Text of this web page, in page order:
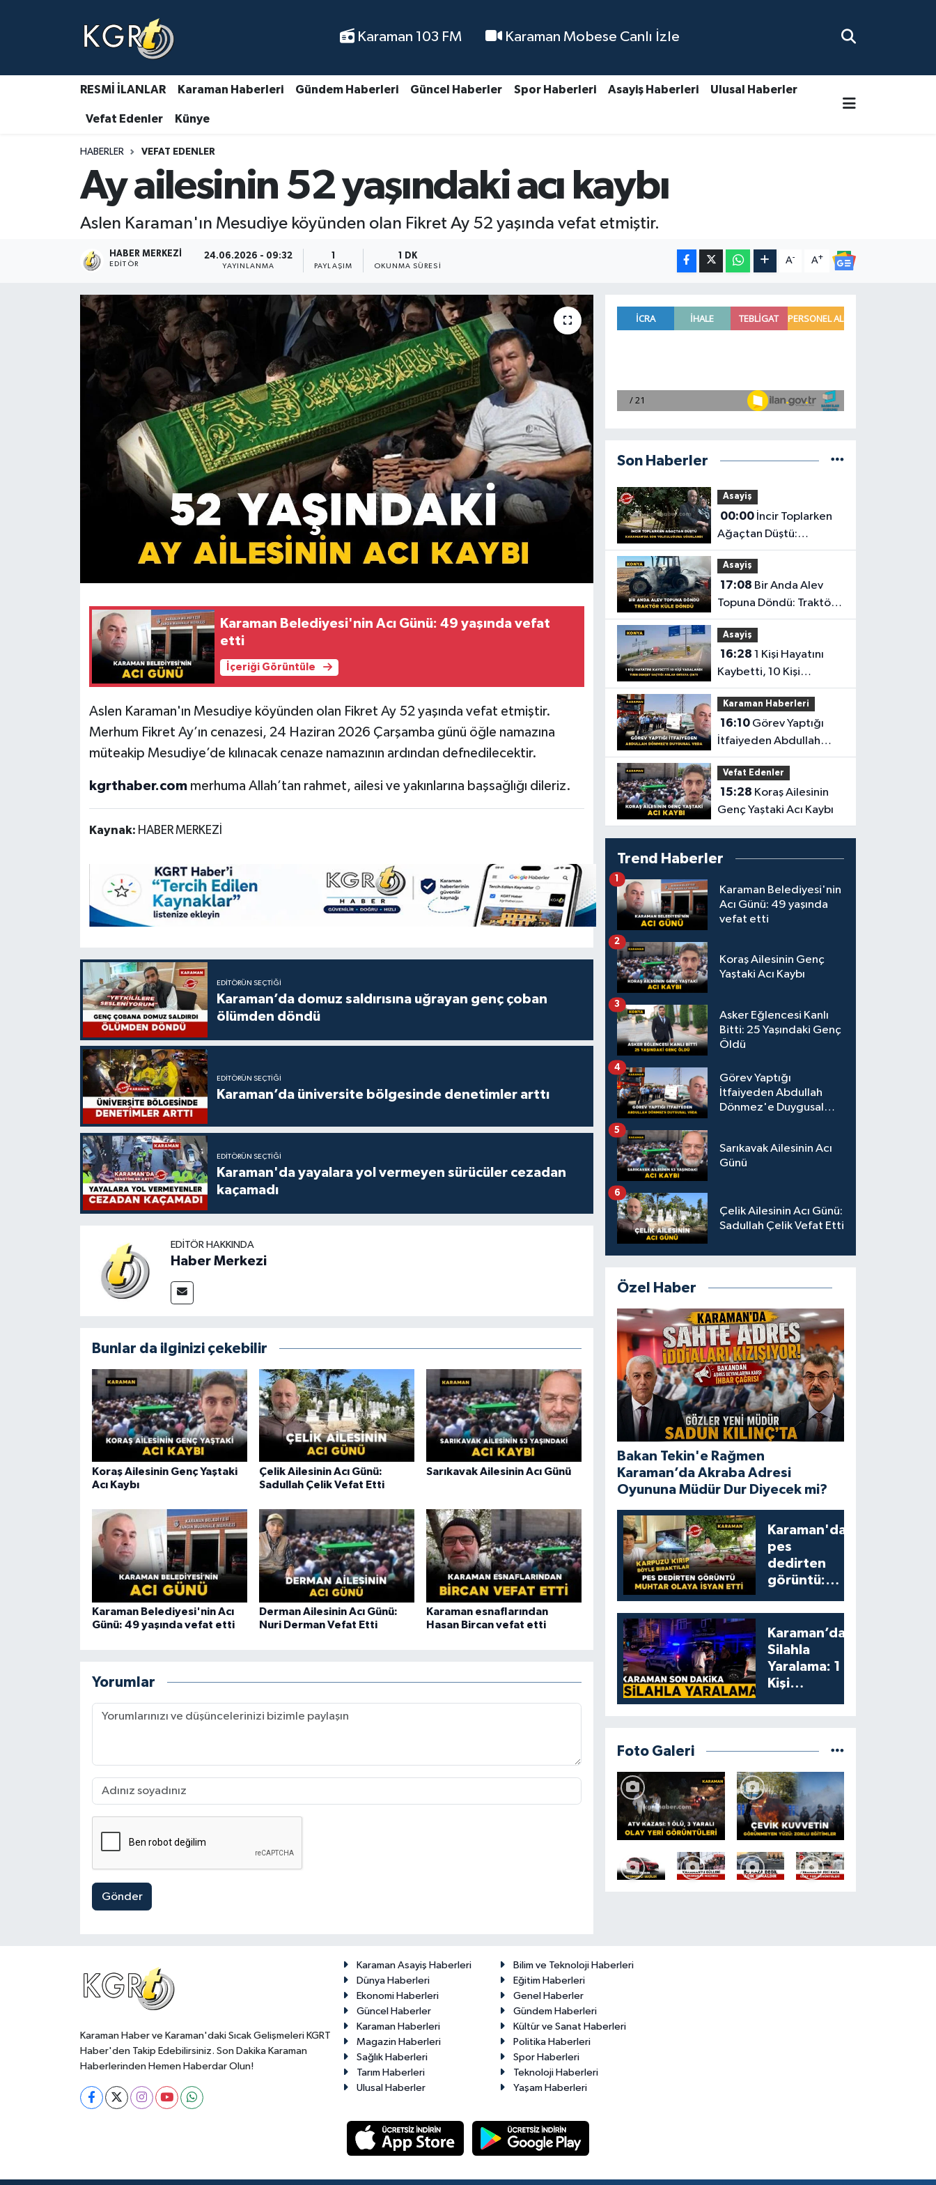
Karaman 103 FM Karaman Mobese Canlı İzle
RESMİ İLANLAR Karaman Haberleri Gündem Haberleri Güncel Haberler Spor Haberleri Asayiş Haberleri Ulusal Haberler
Vefat Edenler Künye
HABERLER VEFAT EDENLER
Ay ailesinin 52 yaşındaki acı kaybı
Aslen Karaman'ın Mesudiye köyünden olan Fikret Ay 52 yaşında vefat etmiştir.
HABER MERKEZI
EDITÖR
24.06.2026 - 09:32
YAYINLANMA
1
PAYLAŞIM
1 DK
OKUNMA SÜRESI
A- A+
Karaman Belediyesi'nin Acı Günü: 49 yaşında vefat
etti
İçeriği Görüntüle
Aslen Karaman'ın Mesudiye köyünden olan Fikret Ay 52 yaşında vefat etmiştir.
Merhum Fikret Ay’ın cenazesi, 24 Haziran 2026 Çarşamba günü öğle namazına
müteakip Mesudiye’de kılınacak cenaze namazının ardından defnedilecektir.
kgrthaber.commerhuma Allah’tan rahmet, ailesi ve yakınlarına başsağlığı dileriz.
Kaynak: HABER MERKEZİ
EDITÖRÜN SEÇTIĞI
Karaman’da domuz saldırısına uğrayan genç çoban
ölümden döndü
EDITÖRÜN SEÇTIĞI
Karaman’da üniversite bölgesinde denetimler arttı
EDITÖRÜN SEÇTIĞI
Karaman'da yayalara yol vermeyen sürücüler cezadan
kaçamadı
EDITÖR HAKKINDA
Haber Merkezi
Bunlar da ilginizi çekebilir
Koraş Ailesinin Genç Yaştaki
Acı Kaybı
Çelik Ailesinin Acı Günü:
Sadullah Çelik Vefat Etti
Sarıkavak Ailesinin Acı Günü
Karaman Belediyesi'nin Acı
Günü: 49 yaşında vefat etti
Derman Ailesinin Acı Günü:
Nuri Derman Vefat Etti
Karaman esnaflarından
Hasan Bircan vefat etti
Yorumlar
Gönder
Son Haberler
Asayiş
00:00İncir Toplarken
Ağaçtan Düştü:
Karaman'da Son
Yolculuğuna Uğurlandı
Asayiş
17:08
Topuna Döndü: Traktör
Küle Döndü
Asayiş
16:28
Kaybetti, 10 Kişi
Yaralandı! Tırın Dehşet
Saçtığı Anlar Ortaya
Çıktı
Karaman Haberleri
16:10Görev Yaptığı
İtfaiyeden Abdullah
Dönmez'e Duygusal
Veda
Vefat Edenler
15:28
Genç Yaştaki Acı Kaybı
Trend Haberler
Karaman Belediyesi'nin
Acı Günü: 49 yaşında
vefat etti
1
Koraş Ailesinin Genç
Yaştaki Acı Kaybı
2
Asker Eğlencesi Kanlı
Bitti: 25 Yaşındaki Genç
Öldü
3
Görev Yaptığı
İtfaiyeden Abdullah
Dönmez'e Duygusal
4
Sarıkavak Ailesinin Acı
Günü
5
Çelik Ailesinin Acı Günü:
Sadullah Çelik Vefat Etti
6
Özel Haber
Bakan Tekin'e Rağmen
Karaman’da Akraba Adresi
Oyununa Müdür Dur Diyecek mi?
Karaman'da
pes
dedirten
görüntü:
yumruklayıp
yediler,
artıklarını
kamelyada
bıraktılar
Karaman’da
Silahla
Yaralama: 1
Kişi
Foto Galeri
Karaman Haber ve Karaman'daki Sıcak Gelişmeleri KGRT
Haber'den Takip Edebilirsiniz. Son Dakika Karaman
Haberlerinden Hemen Haberdar Olun!
Karaman Asayiş Haberleri
Bilim ve Teknoloji Haberleri
Dünya Haberleri
Eğitim Haberleri
Ekonomi Haberleri
Genel Haberler
Güncel Haberler
Gündem Haberleri
Karaman Haberleri
Kültür ve Sanat Haberleri
Magazin Haberleri
Politika Haberleri
Sağlık Haberleri
Spor Haberleri
Tarım Haberleri
Teknoloji Haberleri
Ulusal Haberler
Yaşam Haberleri
Karaman Haberleri
Gündem Haberleri
Güncel Haberler
Asayiş Haberleri
Ulusal Haberler
Vefat Edenler